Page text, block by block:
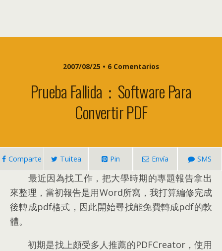
2007/08/25 • 6 Comentarios
Prueba Fallida：Software Para
Convertir PDF
Comparte Tuitea Pin Envía SMS
最近因為找工作 ， 把大學時期的專題報告拿出
來整理 ，當初報告是用Word所寫 ， 我打算編修完成
後轉成pdf格式 ， 因此開始尋找能免費轉成pdf的軟
體。
初期是找上頗受多人推薦的PDFCreator， 使用